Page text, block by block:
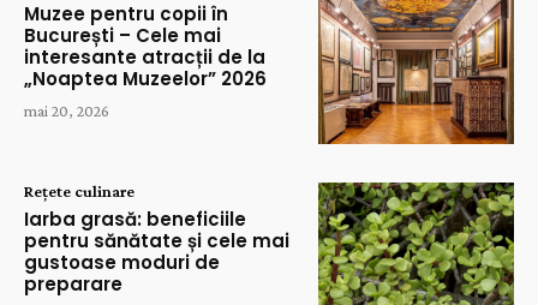
Muzee pentru copii în
București – Cele mai
interesante atracții de la
„Noaptea Muzeelor” 2026
mai 20, 2026
Rețete culinare
Iarba grasă: beneficiile
pentru sănătate și cele mai
gustoase moduri de
preparare